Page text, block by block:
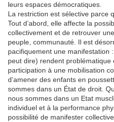
leurs espaces démocratiques.
La restriction est sélective parce
Tout d’abord, elle affecte la
collectivement et de retrouver
peuple, communauté. Il est
pacifiquement une manifestation
peut dire) rendent problématique
participation à une mobilisation
d’amener des enfants en
sommes dans un État de droit.
nous sommes dans un Etat
individuel et à la performance
possibilité de manifester